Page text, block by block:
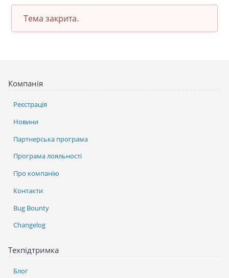
Тема закрита.
Компанія
Реєстрація
Новини
Партнерська програма
Програма лояльності
Про компанію
Контакти
Bug Bounty
Changelog
Техпідтримка
Блог